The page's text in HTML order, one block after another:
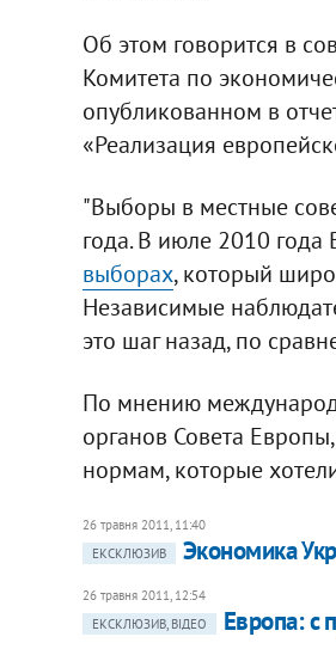
Об этом говорится в
Комитета по
опубликованном в
«Реализация
"Выборы в местные
года. В июле 2010
выборах, который
Независимые
это шаг назад, по
По мнению
органов Совета
нормам, которые
26 травня 2011, 11:40
ЕКСКЛЮЗИВ
Экономика
26 травня 2011, 12:54
ЕКСКЛЮЗИВ, ВІДЕО
Европа: с